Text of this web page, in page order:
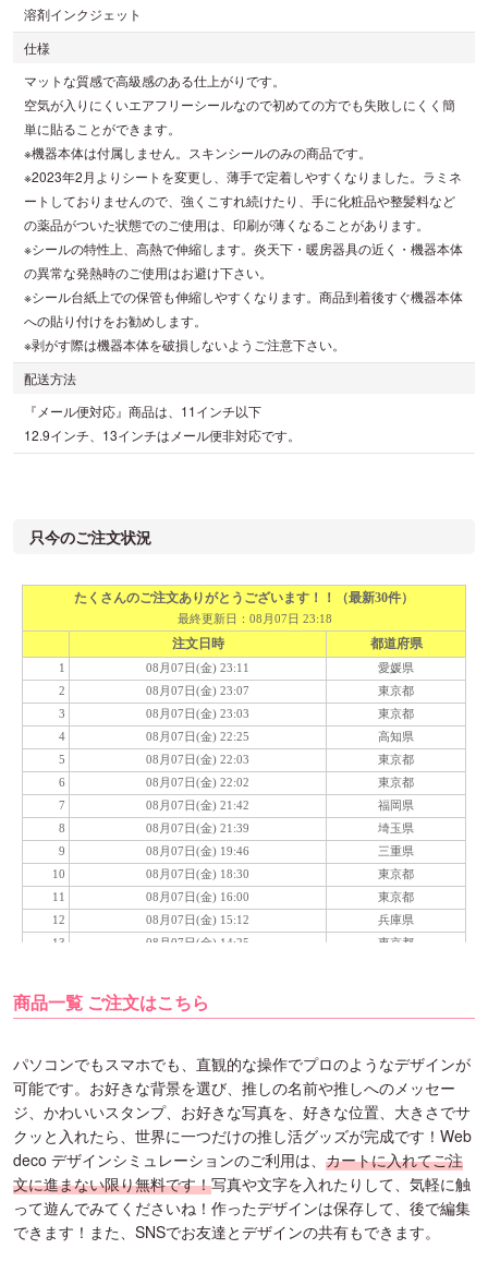
溶剤インクジェット
仕様
マットな質感で高級感のある仕上がりです。
空気が入りにくいエアフリーシールなので初めての方でも失敗しにくく簡
単に貼ることができます。
※機器本体は付属しません。スキンシールのみの商品です。
※2023年2月よりシートを変更し、薄手で定着しやすくなりました。ラミネ
ートしておりませんので、強くこすれ続けたり、手に化粧品や整髪料など
の薬品がついた状態でのご使用は、印刷が薄くなることがあります。
※シールの特性上、高熱で伸縮します。炎天下・暖房器具の近く・機器本体
の異常な発熱時のご使用はお避け下さい。
※シール台紙上での保管も伸縮しやすくなります。商品到着後すぐ機器本体
への貼り付けをお勧めします。
※剥がす際は機器本体を破損しないようご注意下さい。
配送方法
『メール便対応』商品は、11インチ以下
12.9インチ、13インチはメール便非対応です。
只今のご注文状況
商品一覧 ご注文はこちら
パソコンでもスマホでも、直観的な操作でプロのようなデザインが
可能です。お好きな背景を選び、推しの名前や推しへのメッセー
ジ、かわいいスタンプ、お好きな写真を、好きな位置、大きさでサ
クッと入れたら、世界に一つだけの推し活グッズが完成です！Web
deco デザインシミュレーションのご利用は、 カートに入れてご注
文に進まない限り無料です！写真や文字を入れたりして、気軽に触
って遊んでみてくださいね！作ったデザインは保存して、後で編集
できます！また、SNSでお友達とデザインの共有もできます。